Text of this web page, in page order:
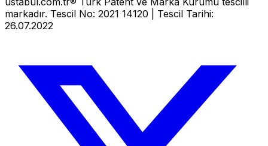
markadır. Tescil No: 2021 14120 | Tescil Tarihi:
26.07.2022